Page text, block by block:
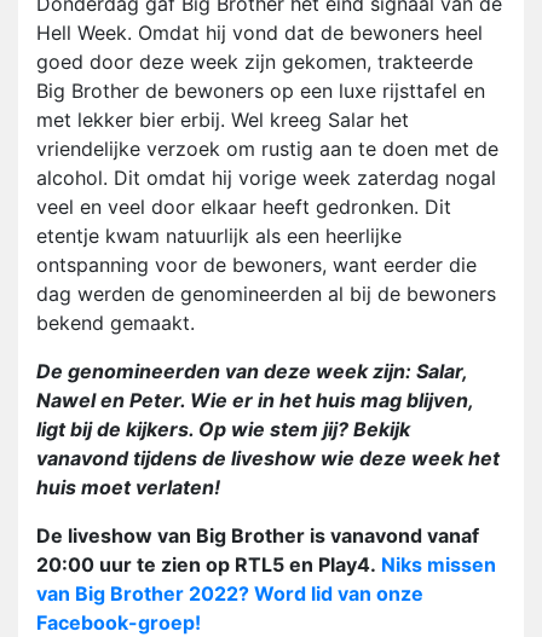
Hell Week. Omdat hij vond dat de bewoners heel
goed door deze week zijn gekomen, trakteerde
Big Brother de bewoners op een luxe rijsttafel en
met lekker bier erbij. Wel kreeg Salar het
vriendelijke verzoek om rustig aan te doen met de
alcohol. Dit omdat hij vorige week zaterdag nogal
veel en veel door elkaar heeft gedronken. Dit
etentje kwam natuurlijk als een heerlijke
ontspanning voor de bewoners, want eerder die
dag werden de genomineerden al bij de bewoners
bekend gemaakt.
De genomineerden van deze week zijn: Salar,
Nawel en Peter. Wie er in het huis mag blijven,
ligt bij de kijkers. Op wie stem jij? Bekijk
vanavond tijdens de liveshow wie deze week het
huis moet verlaten!
De liveshow van Big Brother is vanavond vanaf
20:00 uur te zien op RTL5 en Play4. Niks missen
van Big Brother 2022? Word lid van onze
Facebook-groep!